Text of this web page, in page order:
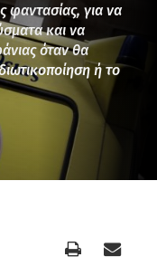
φαντασίας, για να
και να
όταν θα
ή το